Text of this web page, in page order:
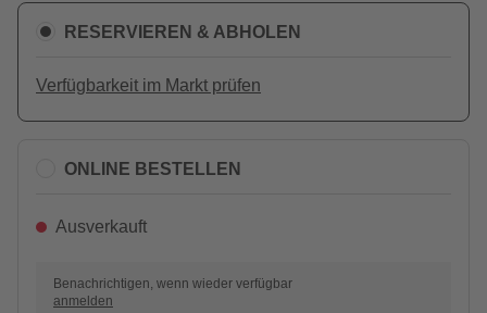
RESERVIEREN & ABHOLEN
Verfügbarkeit im Markt prüfen
ONLINE BESTELLEN
Ausverkauft
Benachrichtigen, wenn wieder verfügbar
anmelden